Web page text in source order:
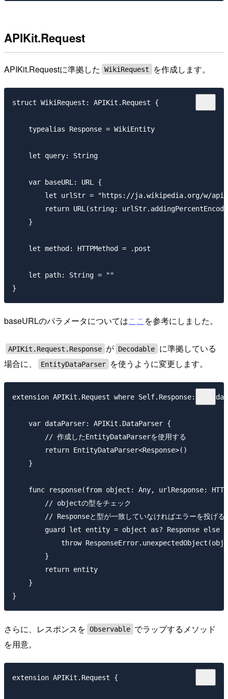
APIKit.Request
APIKit.Requestに準拠した WikiRequest を作成します。
struct WikiRequest: APIKit.Request {
    typealias Response = WikiEntity
    let query: String
    var baseURL: URL {
let urlStr = "https://ja.wikipedia.org/w/
return URL(string:
    }
    let method: HTTPMethod = .post
    let path: String = ""
baseURLのパラメータについてはここ を参考にしました。
APIKit.Request.Response が Decodable
に準拠している
場合に、
EntityDataParser を使うように変更します。
extension APIKit.Request where Self.Response:
    var dataParser: APIKit.DataParser {
        // 作成したEntityDataParserを使用する
        return EntityDataParser<Response>()
    }
func response(from object: Any, urlResponse:
        // objectの型をチェック
        // Responseと型が一致していなければエラーを投げる
        guard let entity = object as? Response else {
throw
        }
        return entity
    }
さらに、レスポンスを Observable でラップするメソッド
を用意。
extension APIKit.Request {